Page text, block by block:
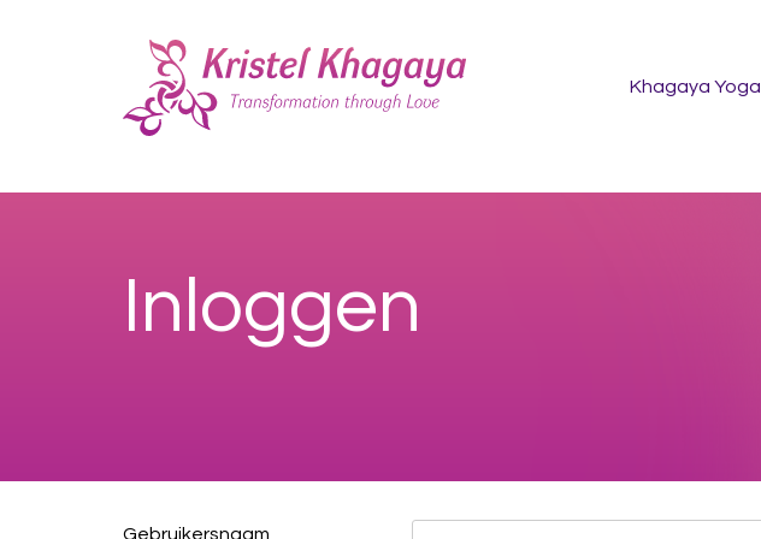
Khagaya Yoga
Inloggen
Gebruikersnaam